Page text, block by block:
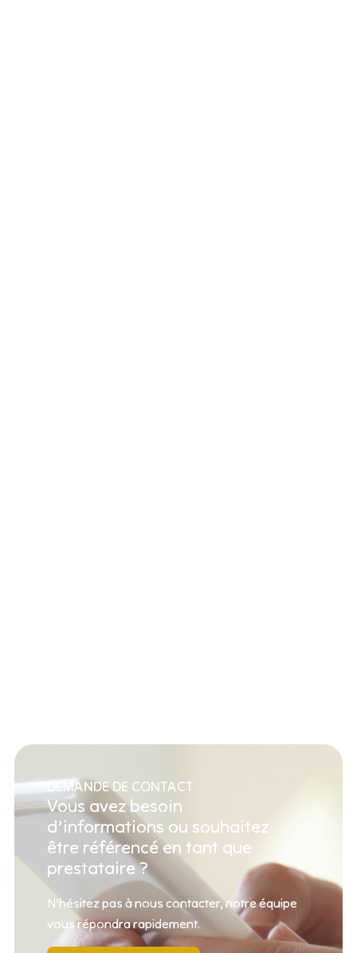
DEMANDE DE CONTACT
Vous avez besoin
d’informations ou souhaitez
être référencé en tant que
prestataire ?
N’hésitez pas à nous contacter, notre équipe
vous répondra rapidement.